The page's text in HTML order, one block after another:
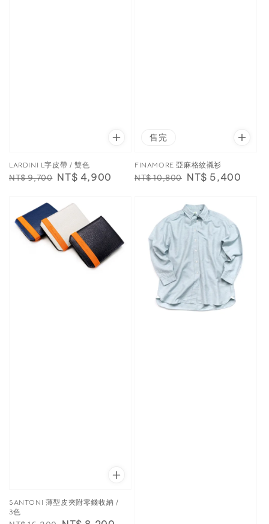
LARDINI L字皮帶 / 雙色
Regular
NT$ 9,700 Sale
NT$ 4,900
售完
FINAMORE 亞麻格紋襯衫
Regular
NT$ 10,800 Sale
NT$ 5,400
SANTONI 薄型皮夾附零錢收納 /
3色